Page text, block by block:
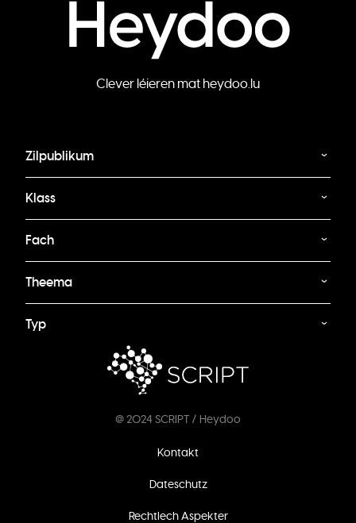
Clever léieren mat heydoo.lu
Zilpublikum
Klass
Fach
Theema
Typ
@ 2024 SCRIPT / Heydoo
Kontakt
Dateschutz
Rechtlech Aspekter